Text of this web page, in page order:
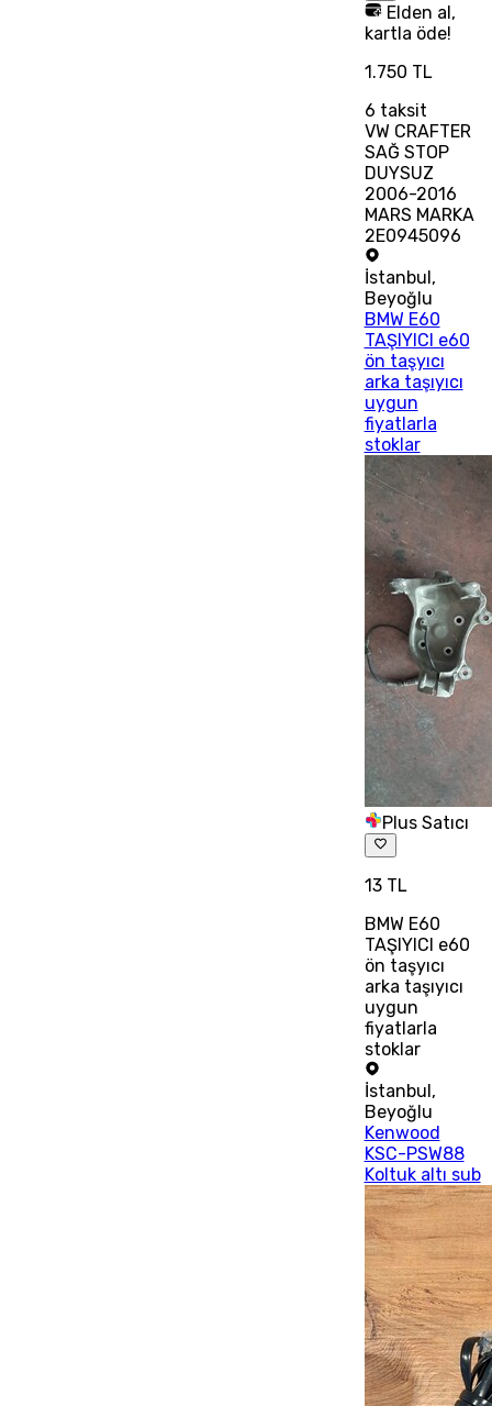
Elden al,
kartla öde!
1.750 TL
6 taksit
VW CRAFTER
SAĞ STOP
DUYSUZ
2006-2016
MARS MARKA
2E0945096
İstanbul,
Beyoğlu
BMW E60
TAŞIYICI e60
ön taşyıcı
arka taşıyıcı
uygun
fiyatlarla
stoklar
Plus Satıcı
13 TL
BMW E60
TAŞIYICI e60
ön taşyıcı
arka taşıyıcı
uygun
fiyatlarla
stoklar
İstanbul,
Beyoğlu
Kenwood
KSC-PSW88
Koltuk altı sub